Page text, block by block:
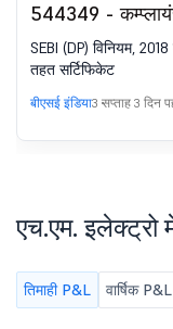
544349 -
के तहत सर्टिफिकेट.
विनियम, 2018 का
SEBI (DP) विनियम,
तहत सर्टिफिकेट
बीएसई इंडिया3 सप्ताह 3 दिन
एच.एम.
तिमाही P&L वार्षिक P&L